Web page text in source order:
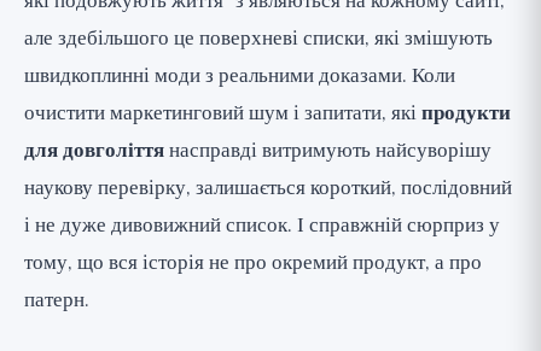
4. Хрестоцвіті овочі: метаболічний і
судинний захист
5. Листова зелень: гальмо старіння мозку
6. Горіхи: корисний жир і зниження
смертності
7. Ягоди: флавоноїди та старіючий мозок
8. Ферментовані продукти та оливкова
але здебільшого це поверхневі списки, які змішують
швидкоплинні моди з реальними доказами. Коли
очистити маркетинговий шум і запитати, якіпродукти
для довголіттянасправді витримують найсуворішу
наукову перевірку, залишається короткий, послідовний
і не дуже дивовижний список. І справжній сюрприз у
тому, що вся історія не про окремий продукт, а про
патерн.